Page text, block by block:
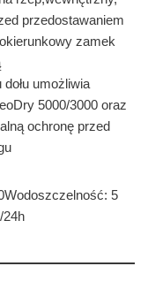
przedostawaniem
zamek
umożliwia
5000/3000 oraz
ochronę przed
5
24h